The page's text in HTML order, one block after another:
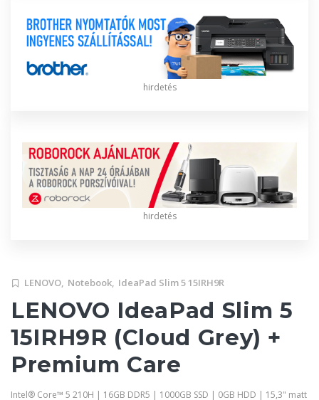
hirdetés
hirdetés
LENOVO, Notebook, IdeaPad Slim 5 15IRH9R
LENOVO IdeaPad Slim 5
15IRH9R (Cloud Grey) +
Premium Care
Intel® Core™ 5 210H | 16GB DDR5 | 1000GB SSD | 0GB HDD | 15,3" matt